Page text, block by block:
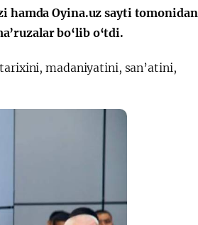
hamda Oyina.uz sayti tomonidan
bo‘lib o‘tdi.
madaniyatini, san’atini,